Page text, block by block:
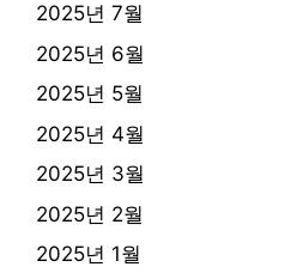
2025년 7월
2025년 6월
2025년 5월
2025년 4월
2025년 3월
2025년 2월
2025년 1월